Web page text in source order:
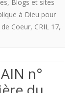
LE
RETOUR
, Blogs et sites
à Dieu pour
Coeur, CRIL 17,
n°